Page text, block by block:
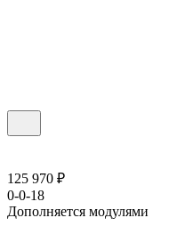
125 970 ₽
0-0-18
Дополняется модулями